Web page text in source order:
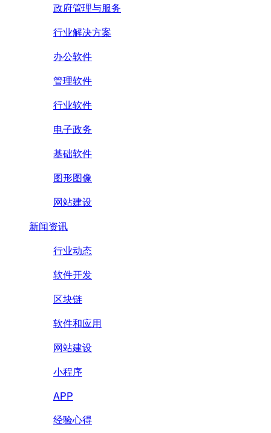
政府管理与服务
行业解决方案
办公软件
管理软件
行业软件
电子政务
基础软件
图形图像
网站建设
新闻资讯
行业动态
软件开发
区块链
软件和应用
网站建设
小程序
APP
经验心得